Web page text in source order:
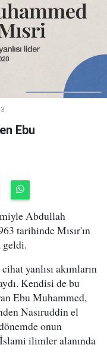
Ebu
Abdullah
tarihinde Mısır'ın
geldi.
yanlısı akımların
Kendisi de bu
Ebu Muhammed,
Nasıruddin el
onun
ilimler alanında